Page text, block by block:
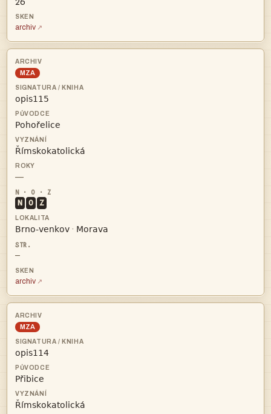
26
archiv
MZA



—
N O Z
 · 
—
archiv
MZA


